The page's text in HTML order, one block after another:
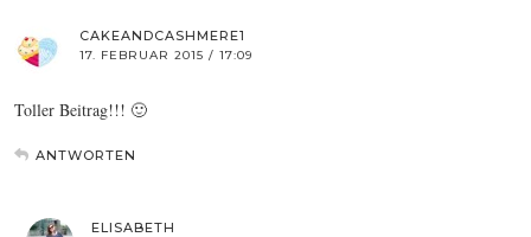
CAKEANDCASHMERE1
17. FEBRUAR 2015 / 17:09
Toller Beitrag!!! 🙂
ANTWORTEN
ELISABETH